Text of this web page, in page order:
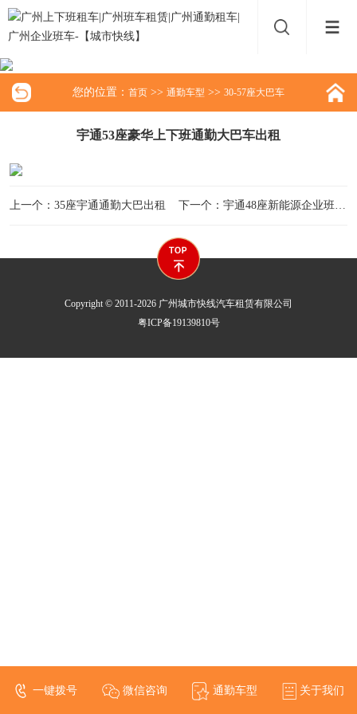
您的位置： 首页 >> 通勤车型 >> 30-57座大巴车
宇通53座豪华上下班通勤大巴车出租
上一个：35座宇通通勤大巴出租
Copyright © 2011-2026 广州城市快线汽车租赁有限公司
粤ICP备19139810号
一键拨号 微信咨询 通勤车型 关于我们